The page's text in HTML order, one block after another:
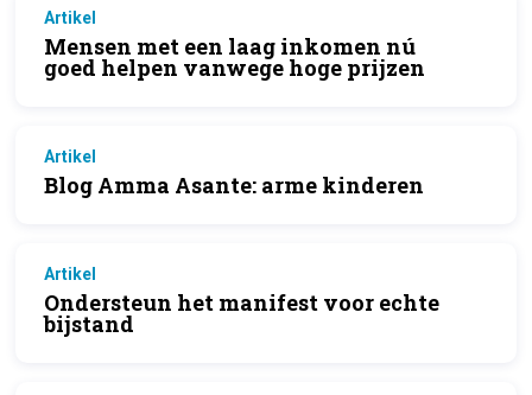
Artikel
Mensen met een laag inkomen nú
goed helpen vanwege hoge prijzen
Artikel
Blog Amma Asante: arme kinderen
Artikel
Ondersteun het manifest voor echte
bijstand